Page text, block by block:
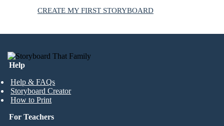
CREATE MY FIRST STORYBOARD
Help
Help & FAQs
Storyboard Creator
How to Print
For Teachers